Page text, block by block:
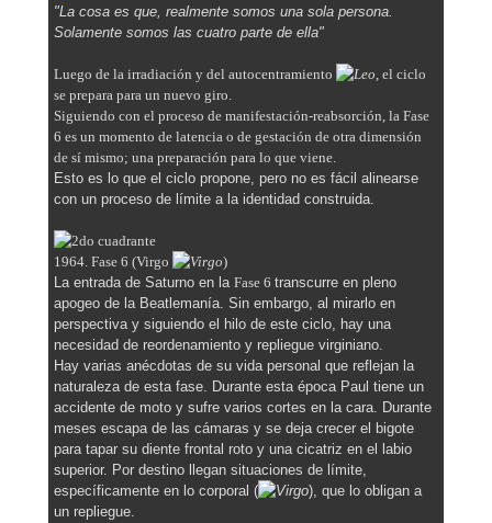
"La cosa es que, realmente somos una sola persona.
Solamente somos las cuatro parte de ella"
Luego de la irradiación y del autocentramiento
, el ciclo
se prepara para un nuevo giro.
Siguiendo con el proceso de manifestación-reabsorción, la Fase
6 es un momento de latencia o de gestación de otra dimensión
de sí mismo; una preparación para lo que viene.
Esto es lo que el ciclo propone, pero no es fácil alinearse
con un proceso de límite a la identidad construida.
1964. Fase 6 (Virgo
)
La entrada de Saturno en la Fase 6 transcurre en pleno
apogeo de la Beatlemanía. Sin embargo, al mirarlo en
perspectiva y siguiendo el hilo de este ciclo, hay una
necesidad de reordenamiento y repliegue virginiano.
Hay varias anécdotas de su vida personal que reflejan la
naturaleza de esta fase. Durante esta época Paul tiene un
accidente de moto y sufre varios cortes en la cara. Durante
meses escapa de las cámaras y se deja crecer el bigote
para tapar su diente frontal roto y una cicatriz en el labio
superior. Por destino llegan situaciones de límite,
específicamente en lo corporal (
), que lo obligan a
un repliegue.